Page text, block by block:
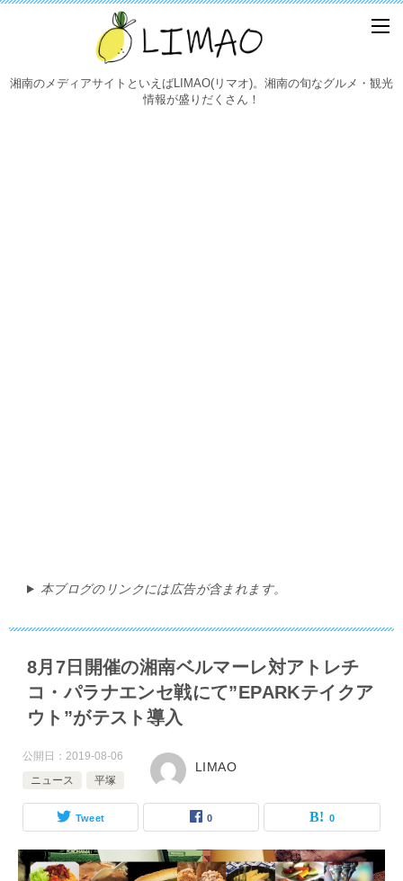
湘南のメディアサイトといえばLIMAO(リマオ)。湘南の旬なグルメ・観光
情報が盛りだくさん！
本ブログのリンクには広告が含まれます。
8月7日開催の湘南ベルマーレ対アトレチ
コ・パラナエンセ戦にて”EPARKテイクア
ウト”がテスト導入
公開日： 2019-08-06
ニュース
平塚
LIMAO
Tweet 0 0